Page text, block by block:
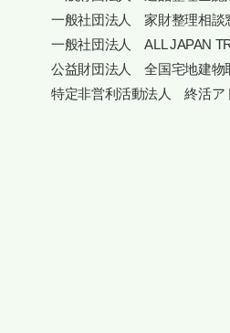
一般社団法人 家財整理相談
一般社団法人 ALL JAPAN
公益財団法人 全国宅地建物
特定非営利活動法人 終活ア